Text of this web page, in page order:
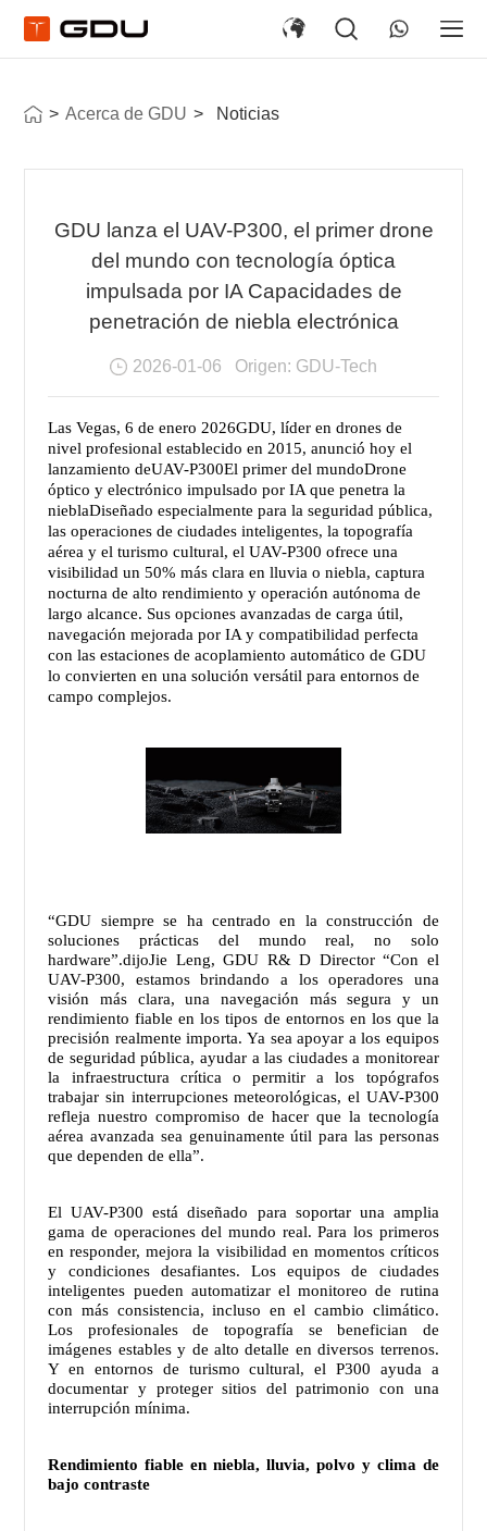
> Acerca de GDU > Noticias
GDU lanza el UAV-P300, el primer drone
del mundo con tecnología óptica
impulsada por IA Capacidades de
penetración de niebla electrónica
2026-01-06 Origen: GDU-Tech
Las Vegas, 6 de enero 2026GDU, líder en drones de
nivel profesional establecido en 2015, anunció hoy el
lanzamiento deUAV-P300El primer del mundoDrone
óptico y electrónico impulsado por IA que penetra la
nieblaDiseñado especialmente para la seguridad pública,
las operaciones de ciudades inteligentes, la topografía
aérea y el turismo cultural, el UAV-P300 ofrece una
visibilidad un 50% más clara en lluvia o niebla, captura
nocturna de alto rendimiento y operación autónoma de
largo alcance. Sus opciones avanzadas de carga útil,
navegación mejorada por IA y compatibilidad perfecta
con las estaciones de acoplamiento automático de GDU
lo convierten en una solución versátil para entornos de
campo complejos.
“GDU siempre se ha centrado en la construcción de
soluciones prácticas del mundo real, no solo
hardware”.dijoJie Leng, GDU R& D Director“Con el
UAV-P300, estamos brindando a los operadores una
visión más clara, una navegación más segura y un
rendimiento fiable en los tipos de entornos en los que la
precisión realmente importa. Ya sea apoyar a los equipos
de seguridad pública, ayudar a las ciudades a monitorear
la infraestructura crítica o permitir a los topógrafos
trabajar sin interrupciones meteorológicas, el UAV-P300
refleja nuestro compromiso de hacer que la tecnología
aérea avanzada sea genuinamente útil para las personas
que dependen de ella”.
El UAV-P300 está diseñado para soportar una amplia
gama de operaciones del mundo real. Para los primeros
en responder, mejora la visibilidad en momentos críticos
y condiciones desafiantes. Los equipos de ciudades
inteligentes pueden automatizar el monitoreo de rutina
con más consistencia, incluso en el cambio climático.
Los profesionales de topografía se benefician de
imágenes estables y de alto detalle en diversos terrenos.
Y en entornos de turismo cultural, el P300 ayuda a
documentar y proteger sitios del patrimonio con una
interrupción mínima.
Rendimiento fiable en niebla, lluvia, polvo y clima de
bajo contraste